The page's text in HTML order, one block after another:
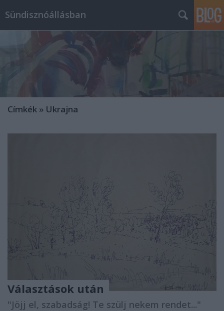
Sündisznóállásban
Címkék » Ukrajna
Választások után
"Jöjj el, szabadság! Te szülj nekem rendet..."